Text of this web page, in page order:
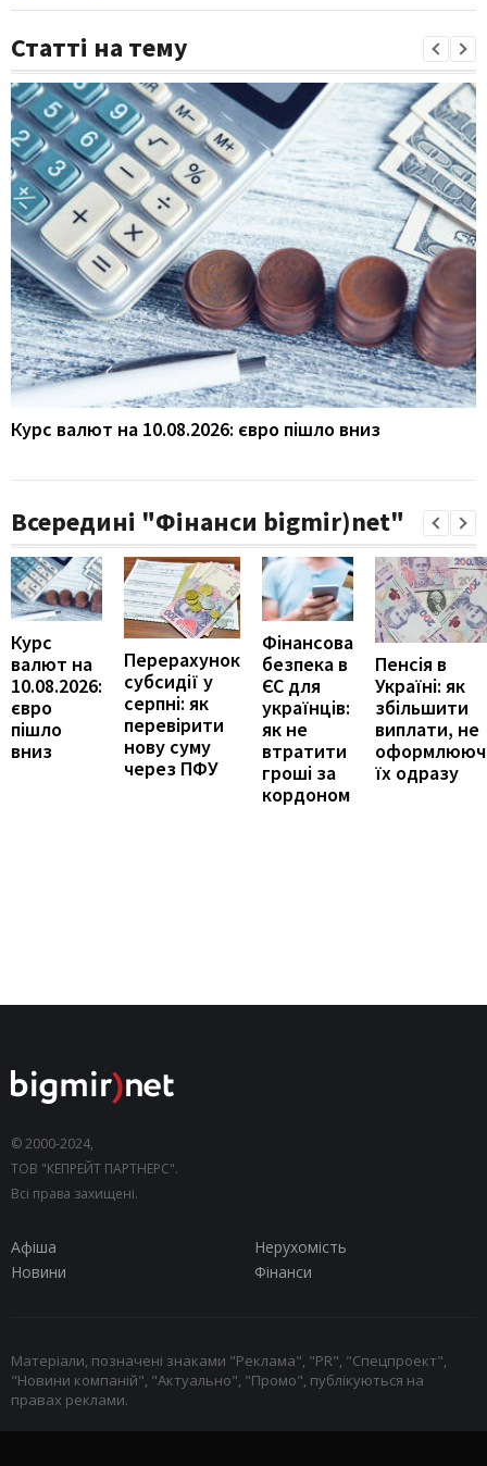
Статті на тему
Курс валют на 10.08.2026: євро пішло вниз
Всередині "Фінанси bigmir)net"
Курс
валют на
10.08.2026:
євро
пішло
вниз
Перерахунок
субсидії у
серпні: як
перевірити
нову суму
через ПФУ
Фінансова
безпека в
ЄС для
українців:
як не
втратити
гроші за
кордоном
Пенсія в
Україні: як
збільшити
виплати, не
їх одразу
© 2000-2024,
ТОВ "КЕПРЕЙТ ПАРТНЕРС".
Всі права захищені.
Афіша
Нерухомість
Новини
Фінанси
Матеріали, позначені знаками "Реклама", "PR", "Спецпроект",
"Новини компаній", "Актуально", "Промо", публікуються на
правах реклами.